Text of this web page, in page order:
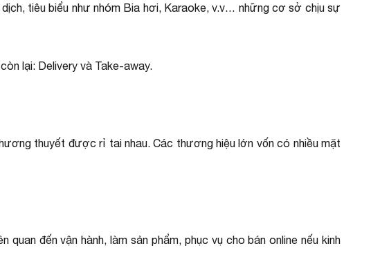
tiêu biểu như nhóm Bia hơi, Karaoke, v.v… những cơ sở chịu sự
lại: Delivery và Take-away.
thuyết được rỉ tai nhau. Các thương hiệu lớn vốn có nhiều mặt
đến vận hành, làm sản phẩm, phục vụ cho bán online nếu kinh